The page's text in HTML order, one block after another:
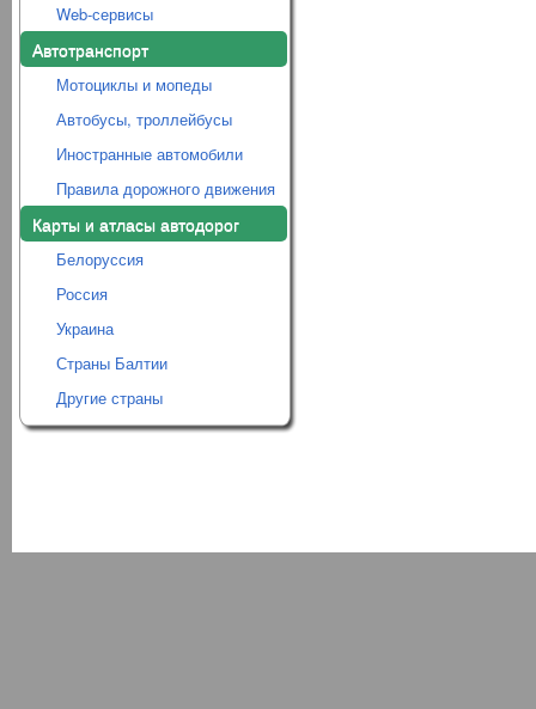
Web-сервисы
Автотранспорт
Мотоциклы и мопеды
Автобусы, троллейбусы
Иностранные автомобили
Правила дорожного движения
Карты и атласы автодорог
Белоруссия
Россия
Украина
Страны Балтии
Другие страны